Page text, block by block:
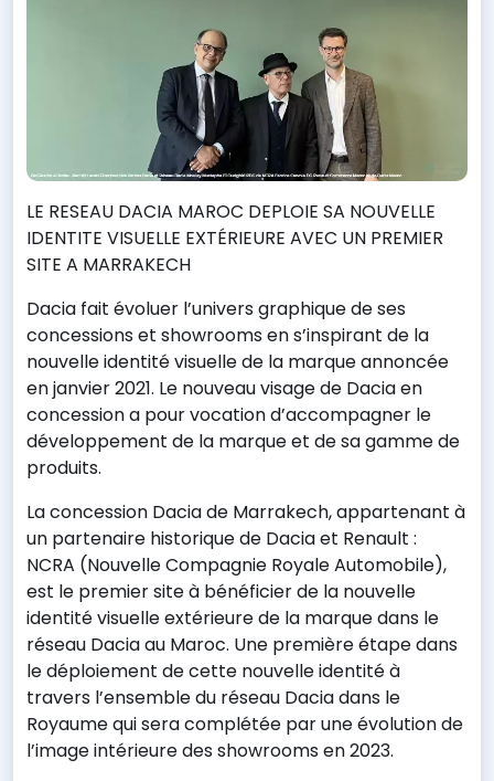
LE RESEAU DACIA MAROC DEPLOIE SA NOUVELLE
IDENTITE VISUELLE EXTÉRIEURE AVEC UN PREMIER
SITE A MARRAKECH
Dacia fait évoluer l’univers graphique de ses
concessions et showrooms en s’inspirant de la
nouvelle identité visuelle de la marque annoncée
en janvier 2021. Le nouveau visage de Dacia en
concession a pour vocation d’accompagner le
développement de la marque et de sa gamme de
produits.
La concession Dacia de Marrakech, appartenant à
un partenaire historique de Dacia et Renault :
NCRA (Nouvelle Compagnie Royale Automobile),
est le premier site à bénéficier de la nouvelle
identité visuelle extérieure de la marque dans le
réseau Dacia au Maroc. Une première étape dans
le déploiement de cette nouvelle identité à
travers l’ensemble du réseau Dacia dans le
Royaume qui sera complétée par une évolution de
l’image intérieure des showrooms en 2023.